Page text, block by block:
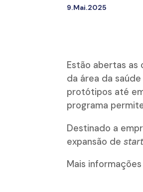
9.Mai.2025
Estão abertas
da área da
protótipos até
programa
Destinado a
expansão de
Mais informações